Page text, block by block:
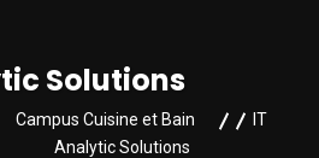
Solutions
Campus Cuisine et Bain
IT
Analytic Solutions